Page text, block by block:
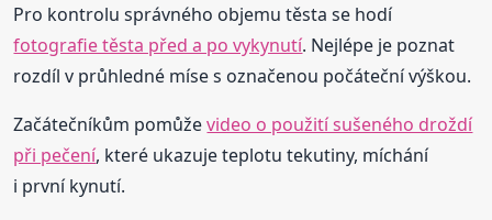
Pro kontrolu správného objemu těsta se hodí
fotografie těsta před a po vykynutí. Nejlépe je poznat
rozdíl v průhledné míse s označenou počáteční výškou.
Začátečníkům pomůževideo o použití sušeného droždí
při pečení, které ukazuje teplotu tekutiny, míchání
i první kynutí.